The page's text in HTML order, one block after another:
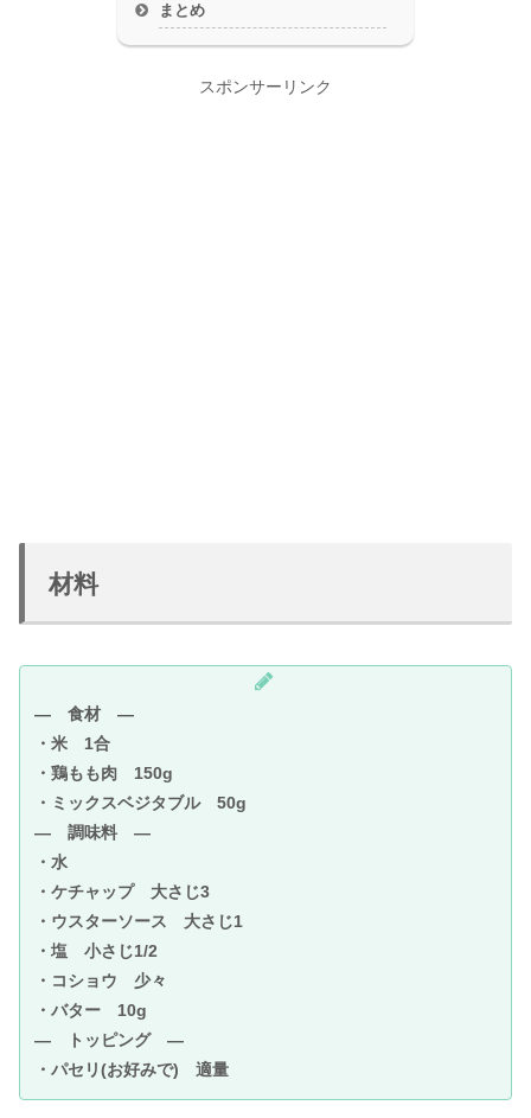
まとめ
スポンサーリンク
材料
― 食材 ―
・米 1合
・鶏もも肉 150g
・ミックスベジタブル 50g
― 調味料 ―
・水
・ケチャップ 大さじ3
・ウスターソース 大さじ1
・塩 小さじ1/2
・コショウ 少々
・バター 10g
― トッピング ―
・パセリ(お好みで) 適量